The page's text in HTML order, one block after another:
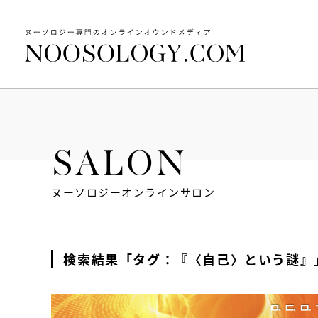
SALON
ヌーソロジーオンラインサロン
検索結果「タグ：『〈自己〉という謎』